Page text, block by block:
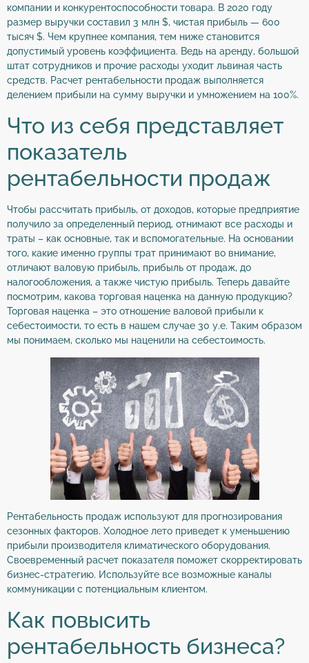
компании и конкурентоспособности товара. В 2020 году
размер выручки составил 3 млн $, чистая прибыль — 600
тысяч $. Чем крупнее компания, тем ниже становится
допустимый уровень коэффициента. Ведь на аренду, большой
штат сотрудников и прочие расходы уходит львиная часть
средств. Расчет рентабельности продаж выполняется
делением прибыли на сумму выручки и умножением на 100%.
Что из себя представляет
показатель
рентабельности продаж
Чтобы рассчитать прибыль, от доходов, которые предприятие
получило за определенный период, отнимают все расходы и
траты – как основные, так и вспомогательные. На основании
того, какие именно группы трат принимают во внимание,
отличают валовую прибыль, прибыль от продаж, до
налогообложения, а также чистую прибыль. Теперь давайте
посмотрим, какова торговая наценка на данную продукцию?
Торговая наценка – это отношение валовой прибыли к
себестоимости, то есть в нашем случае 30 у.е. Таким образом
мы понимаем, сколько мы наценили на себестоимость.
Рентабельность продаж используют для прогнозирования
сезонных факторов. Холодное лето приведет к уменьшению
прибыли производителя климатического оборудования.
Своевременный расчет показателя поможет скорректировать
бизнес-стратегию. Используйте все возможные каналы
коммуникации с потенциальным клиентом.
Как повысить
рентабельность бизнеса?